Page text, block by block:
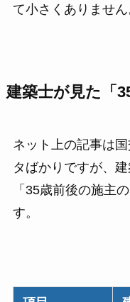
て小さくありません
建築士が見た「
ネット上の記事は
タばかりですが、
「35歳前後の施主
す。